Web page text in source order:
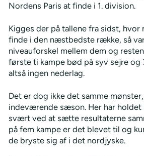
Nordens Paris at finde i 1. division.
Kigges der på tallene fra sidst, hvor
finde i den næstbedste række, så
niveauforskel mellem dem og
første ti kampe bød på syv sejre og
altså ingen nederlag.
Det er dog ikke det samme
indeværende sæson. Her har holdet
svært ved at sætte resultaterne
på fem kampe er det blevet til og
de bryste sig af i det nordjyske.